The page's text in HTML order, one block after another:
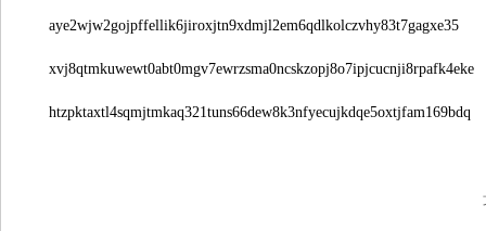
aye2wjw2gojpffellik6jiroxjtn9xdmjl2em6qdlkolczvhy83t7gagxe35
xvj8qtmkuwewt0abt0mgv7ewrzsma0ncskzopj8o7ipjcucnji8rpafk4eke
htzpktaxtl4sqmjtmkaq321tuns66dew8k3nfyecujkdqe5oxtjfam169bdq